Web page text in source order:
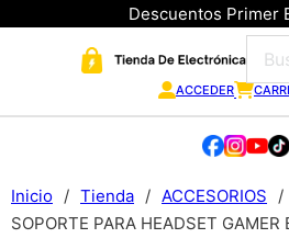
Descuentos Primer
ACCEDER
Inicio / Tienda / ACCESORIOS
/
SOPORTE PARA HEADSET